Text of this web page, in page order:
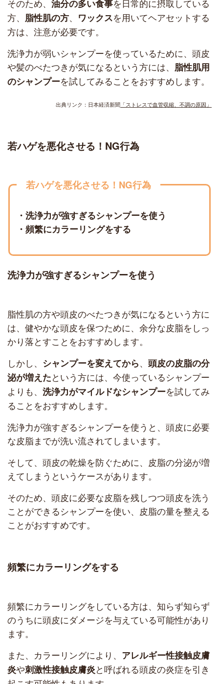
そのため、 油分の多い食事を日常的に摂取している
方、 脂性肌の方、 ワックスを用いてヘアセットする
方は、注意が必要です。
洗浄力が弱いシャンプーを使っているために、頭皮
や髪のべたつきが気になるという方には、 脂性肌用
のシャンプーを試してみることをおすすめします。
出典リンク：日本経済新聞 「ストレスで血管収縮、不調の原因」
若ハゲを悪化させる！NG行為
若ハゲを悪化させる！NG行為
・洗浄力が強すぎるシャンプーを使う
・頻繁にカラーリングをする
洗浄力が強すぎるシャンプーを使う
脂性肌の方や頭皮のべたつきが気になるという方に
は、健やかな頭皮を保つために、余分な皮脂をしっ
かり落とすことをおすすめします。
しかし、 シャンプーを変えてから、 頭皮の皮脂の分
泌が増えたという方には、今使っているシャンプー
よりも、 洗浄力がマイルドなシャンプーを試してみ
ることをおすすめします。
洗浄力が強すぎるシャンプーを使うと、頭皮に必要
な皮脂までが洗い流されてしまいます。
そして、頭皮の乾燥を防ぐために、皮脂の分泌が増
えてしまうというケースがあります。
そのため、頭皮に必要な皮脂を残しつつ頭皮を洗う
ことができるシャンプーを使い、皮脂の量を整える
ことがおすすめです。
頻繁にカラーリングをする
頻繁にカラーリングをしている方は、知らず知らず
のうちに頭皮にダメージを与えている可能性があり
ます。
また、カラーリングにより、 アレルギー性接触皮膚
炎や刺激性接触皮膚炎と呼ばれる頭皮の炎症を引き